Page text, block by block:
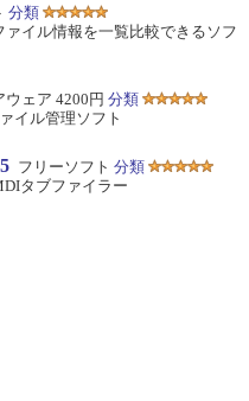
分類
イル情報を一覧比較できるソフ
ウェア 4200円 分類
イル管理ソフト
フリーソフト 分類
タブファイラー